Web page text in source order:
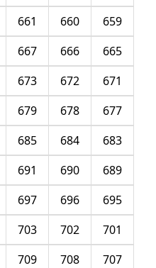
659
660
661
665
666
667
671
672
673
677
678
679
683
684
685
689
690
691
695
696
697
701
702
703
707
708
709